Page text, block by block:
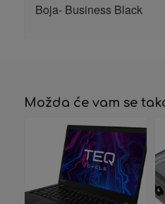
Boja- Business Black
Možda će vam se